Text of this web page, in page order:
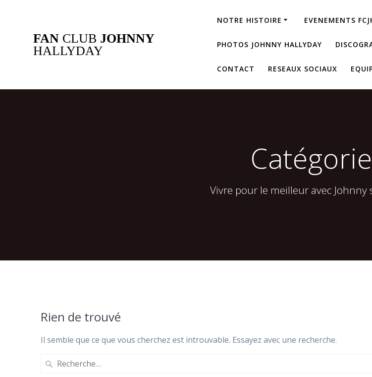
FAN CLUB JOHNNY
HALLYDAY
NOTRE HISTOIRE EVENEMENTS
PHOTOS JOHNNY HALLYDAY
CONTACT RESEAUX SOCIAUX
Vivre pour le meilleur avec Johnny
Rien de trouvé
Il semble que ce que vous cherchez est introuvable. Essayez avec une recherche.
Recherche
pour